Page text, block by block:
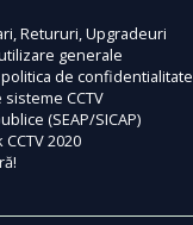
Retururi, Upgradeuri
generale
de confidentialitate
CCTV
(SEAP/SICAP)
2020